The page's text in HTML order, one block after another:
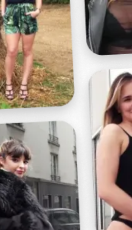
24h pour seulement 2€ !
!
À PROPOS
ME PRÉPARE...